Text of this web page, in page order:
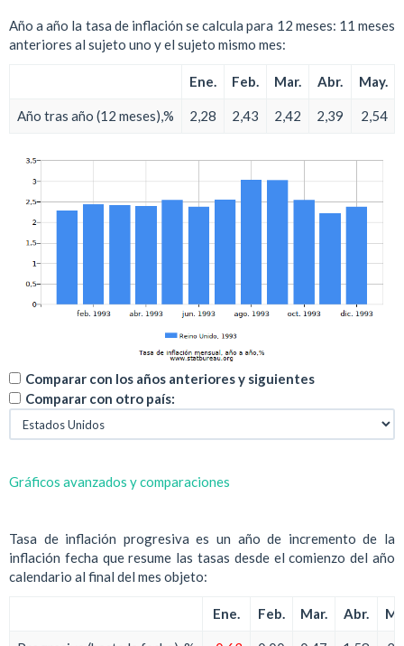
Año a año la tasa de inflación se calcula para 12 meses: 11 meses
anteriores al sujeto uno y el sujeto mismo mes:
Ene. Feb. Mar. Abr. May.
Año tras año (12 meses),% 2,28 2,43 2,42 2,39 2,54
Comparar con los años anteriores y siguientes
Comparar con otro país:
Gráficos avanzados y comparaciones
Tasa de inflación progresiva es un año de incremento de la
inflación fecha que resume las tasas desde el comienzo del año
calendario al final del mes objeto:
Ene. Feb. Mar. Abr.